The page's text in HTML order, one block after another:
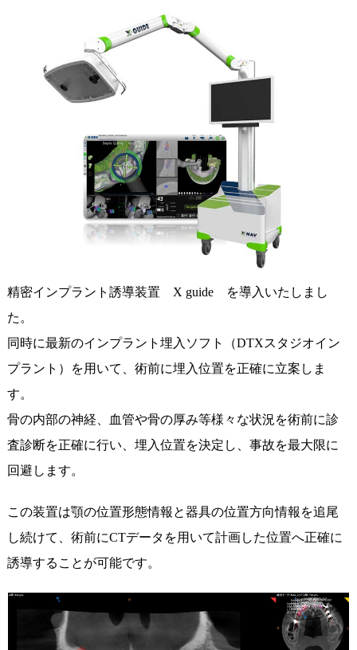
精密インプラント誘導装置 X guide を導入いたしまし
た。
同時に最新のインプラント埋入ソフト（DTXスタジオイン
プラント）を用いて、術前に埋入位置を正確に立案しま
す。
骨の内部の神経、血管や骨の厚み等様々な状況を術前に診
査診断を正確に行い、埋入位置を決定し、事故を最大限に
回避します。
この装置は顎の位置形態情報と器具の位置方向情報を追尾
し続けて、術前にCTデータを用いて計画した位置へ正確に
誘導することが可能です。